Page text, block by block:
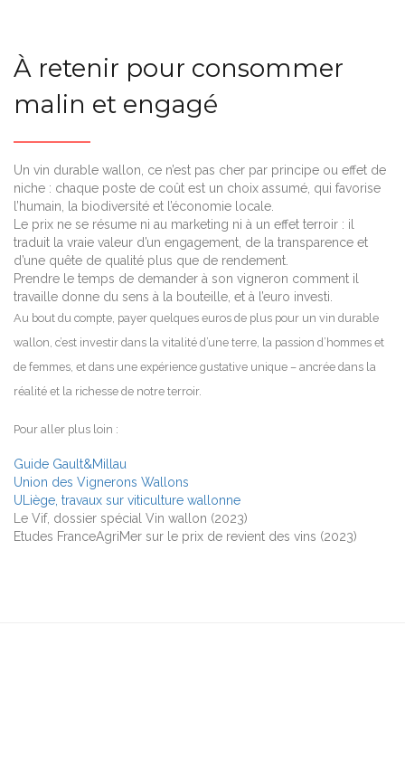
À retenir pour consommer
malin et engagé
Un vin durable wallon, ce n’est pas cher par principe ou effet de
niche : chaque poste de coût est un choix assumé, qui favorise
l’humain, la biodiversité et l’économie locale.
Le prix ne se résume ni au marketing ni à un effet terroir : il
traduit la vraie valeur d’un engagement, de la transparence et
d’une quête de qualité plus que de rendement.
Prendre le temps de demander à son vigneron comment il
travaille donne du sens à la bouteille, et à l’euro investi.
Au bout du compte, payer quelques euros de plus pour un vin durable
wallon, c’est investir dans la vitalité d’une terre, la passion d’hommes et
de femmes, et dans une expérience gustative unique – ancrée dans la
réalité et la richesse de notre terroir.
Pour aller plus loin :
Guide Gault&Millau
Union des Vignerons Wallons
ULiège, travaux sur viticulture wallonne
Le Vif, dossier spécial Vin wallon (2023)
Etudes FranceAgriMer sur le prix de revient des vins (2023)